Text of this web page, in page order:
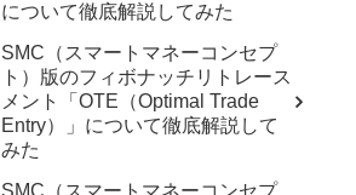
について徹底解説してみた
SMC（スマートマネーコンセプ
ト）版のフィボナッチリトレース
メント「OTE（Optimal Trade
Entry）」について徹底解説して
みた